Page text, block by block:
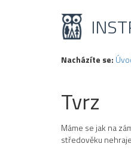
Nacházíte se:
Tvrz
Máme se jak na
středověku